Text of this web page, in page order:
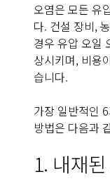
오염은 모든 유
다. 건설 장비,
경우 유압 오일
상시키며, 비용
습니다.
가장 일반적인
방법은 다음과
1. 내재